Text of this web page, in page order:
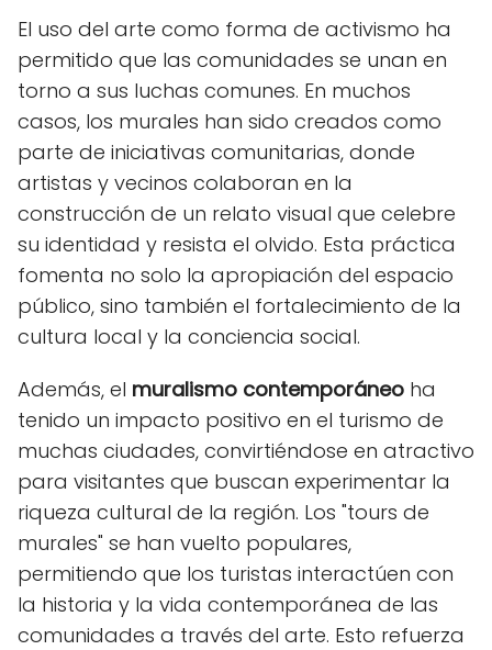
El uso del arte como forma de activismo ha
permitido que las comunidades se unan en
torno a sus luchas comunes. En muchos
casos, los murales han sido creados como
parte de iniciativas comunitarias, donde
artistas y vecinos colaboran en la
construcción de un relato visual que celebre
su identidad y resista el olvido. Esta práctica
fomenta no solo la apropiación del espacio
público, sino también el fortalecimiento de la
cultura local y la conciencia social.
Además, el muralismo contemporáneo ha
tenido un impacto positivo en el turismo de
muchas ciudades, convirtiéndose en atractivo
para visitantes que buscan experimentar la
riqueza cultural de la región. Los "tours de
murales" se han vuelto populares,
permitiendo que los turistas interactúen con
la historia y la vida contemporánea de las
comunidades a través del arte. Esto refuerza